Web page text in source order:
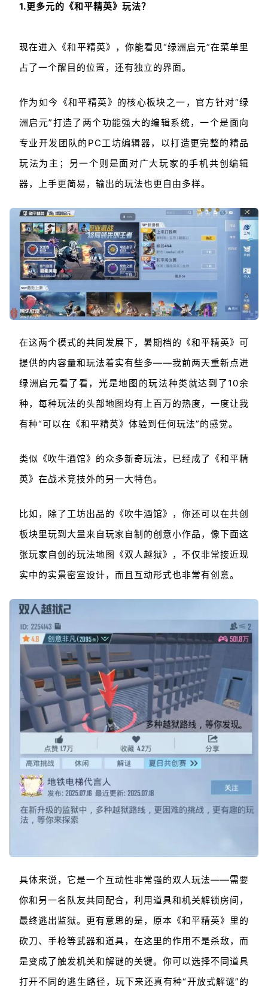
1.更多元的《和平精英》玩法？
现在进入《和平精英》，你能看见“绿洲启元”在菜单里
占了一个醒目的位置，还有独立的界面。
作为如今《和平精英》的核心板块之一，官方针对“绿
洲启元”打造了两个功能强大的编辑系统，一个是面向
专业开发团队的PC工坊编辑器，以打造更完整的精品
玩法为主；另一个则是面对广大玩家的手机共创编辑
器，上手更简易，输出的玩法也更自由多样。
在这两个模式的共同发展下，暑期档的《和平精英》可
提供的内容量和玩法着实有些多——我前两天重新点进
绿洲启元看了看，光是地图的玩法种类就达到了10余
种，每种玩法的头部地图均有上百万的热度，一度让我
有种“可以在《和平精英》体验到任何玩法”的感觉。
类似《吹牛酒馆》的众多新奇玩法，已经成了《和平精
英》在战术竞技外的另一大特色。
比如，除了工坊出品的《吹牛酒馆》，你还可以在共创
板块里玩到大量来自玩家自制的创意小作品，像下面这
张玩家自创的玩法地图《双人越狱》，不仅非常接近现
实中的实景密室设计，而且互动形式也非常有创意。
具体来说，它是一个互动性非常强的双人玩法——需要
你和另一名队友共同配合，利用道具和机关解锁房间，
最终逃出监狱。更有意思的是，原本《和平精英》里的
砍刀、手枪等武器和道具，在这里的作用不是杀敌，而
是变成了触发机关和解谜的关键。你可以选择不同道具
打开不同的逃生路径，玩下来还真有种“开放式解谜”的